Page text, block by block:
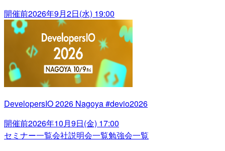
開催前2026年9月2日(水) 19:00
DevelopersIO 2026 Nagoya #devio2026
開催前2026年10月9日(金) 17:00
セミナー一覧会社説明会一覧勉強会一覧